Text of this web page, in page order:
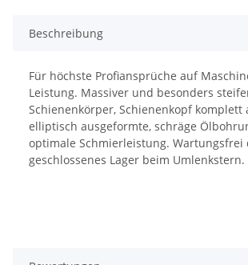
Beschreibung
Für höchste Profiansprüche auf
Leistung. Massiver und besonders
Schienenkörper, Schienenkopf komplett
elliptisch ausgeformte, schräge
optimale Schmierleistung. Wartungsfrei
geschlossenes Lager beim Umlenkstern.